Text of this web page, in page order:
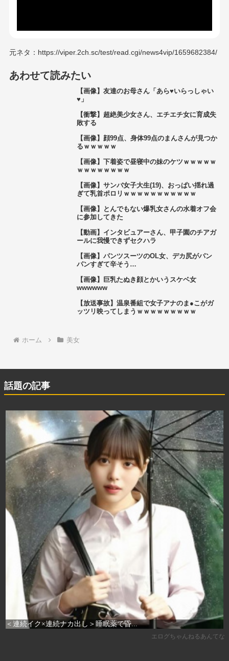
元ネタ：https://viper.2ch.sc/test/read.cgi/news4vip/1659682384/
あわせて読みたい
【画像】友達のお母さん「あら♥いらっしゃい
♥」
【衝撃】超絶美少女さん、エチエチ女に育成失
敗する
【画像】顔99点、身体99点のまんさんが見つか
るｗｗｗｗｗ
【画像】下着姿で昼寝中の妹のケツｗｗｗｗｗ
ｗｗｗｗｗｗｗｗ
【画像】サンバ女子大生(19)、おっぱい揺れ過
ぎて乳首ポロリｗｗｗｗｗｗｗｗｗｗｗ
【画像】とんでもない爆乳女さんの水着オフ会
に参加してきた
【動画】インタビュアーさん、甲子園のチアガ
ールに我慢できずセクハラ
【画像】パンツスーツのOL女、デカ尻がパン
パンすぎて辛そう…
【画像】巨乳たぬき顔とかいうスケベ女
wwwwww
【放送事故】温泉番組で女子アナのま●こがガ
ッツリ映ってしまうｗｗｗｗｗｗｗｗｗ
ホーム 美女
話題の記事